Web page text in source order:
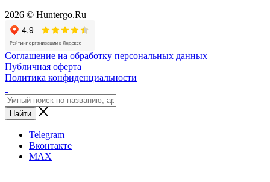
2026 © Huntergo.Ru
Соглашение на обработку персональных данных
Публичная оферта
Политика конфиденциальности
Найти
Telegram
Вконтакте
MAX